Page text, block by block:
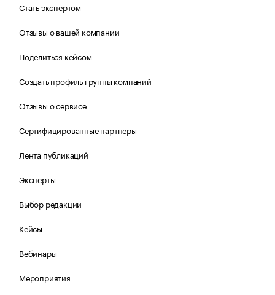
Стать экспертом
Отзывы о вашей компании
Поделиться кейсом
Создать профиль группы компаний
Отзывы о сервисе
Сертифицированные партнеры
Лента публикаций
Эксперты
Выбор редакции
Кейсы
Вебинары
Мероприятия